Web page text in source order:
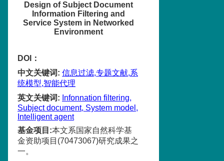
Design of Subject Document
Information Filtering and
Service System in Networked
Environment
DOI：
中文关键词: 信息过滤,专题文献,系
统模型,智能代理
英文关键词: Infonnation filtering,
Subject document, System model,
Intelligent agent
基金项目 :本文系国家自然科学基
金资助项目(70473067)研究成果之
一。